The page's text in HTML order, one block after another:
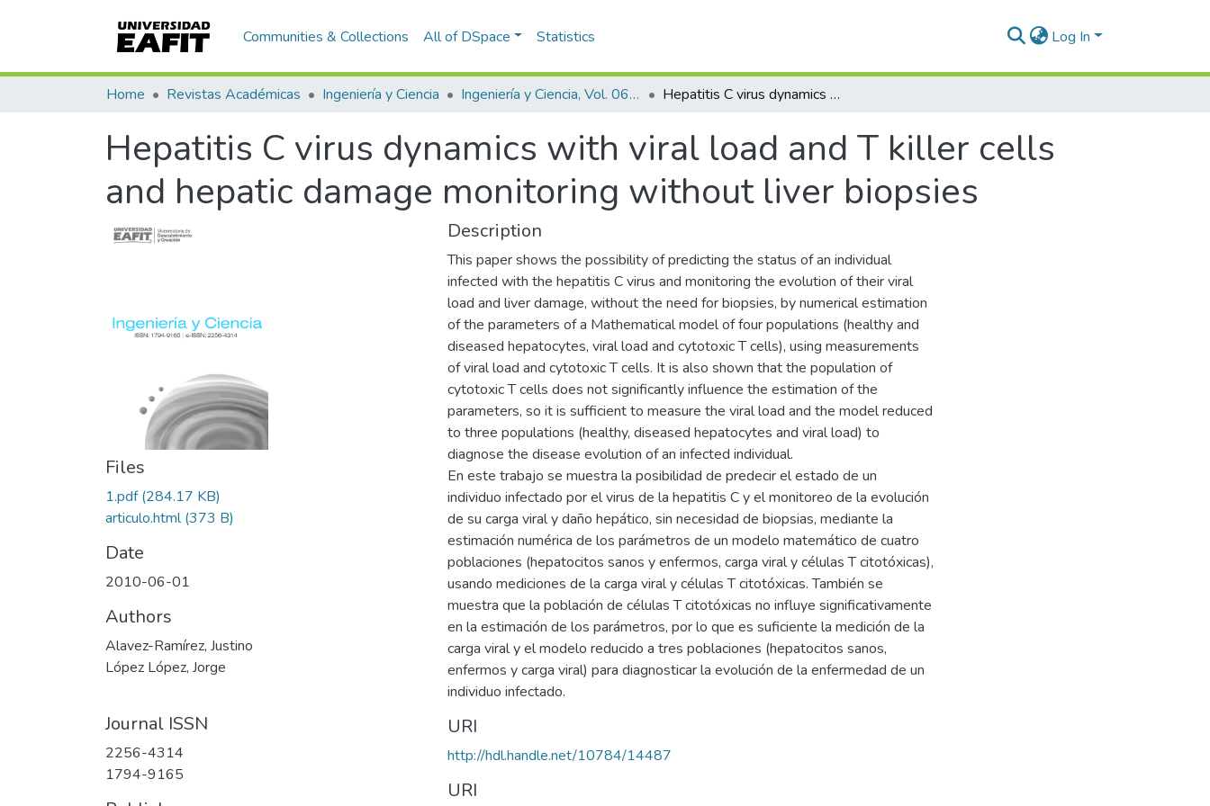
Communities & Collections All of DSpace Statistics Log In
Home Revistas Académicas Ingeniería y Ciencia Ingeniería y Ciencia, Vol. 06, Núm. 11 (2010) Hepatitis C virus dynamics with viral load and T killer cells and hepatic damage monitoring without liver biopsies
Hepatitis C virus dynamics with viral load and T killer cells
and hepatic damage monitoring without liver biopsies
Files
1.pdf(284.17 KB)
articulo.html(373 B)
Date
2010-06-01
Authors
Alavez-Ramírez, Justino
López López, Jorge
Journal ISSN
2256-4314
1794-9165
Description
This paper shows the possibility of predicting the status of an individual
infected with the hepatitis C virus and monitoring the evolution of their viral
load and liver damage, without the need for biopsies, by numerical estimation
of the parameters of a Mathematical model of four populations (healthy and
diseased hepatocytes, viral load and cytotoxic T cells), using measurements
of viral load and cytotoxic T cells. It is also shown that the population of
cytotoxic T cells does not significantly influence the estimation of the
parameters, so it is sufficient to measure the viral load and the model reduced
to three populations (healthy, diseased hepatocytes and viral load) to
diagnose the disease evolution of an infected individual.
En este trabajo se muestra la posibilidad de predecir el estado de un
individuo infectado por el virus de la hepatitis C y el monitoreo de la evolución
de su carga viral y daño hepático, sin necesidad de biopsias, mediante la
estimación numérica de los parámetros de un modelo matemático de cuatro
poblaciones (hepatocitos sanos y enfermos, carga viral y células T citotóxicas),
usando mediciones de la carga viral y células T citotóxicas. También se
muestra que la población de células T citotóxicas no influye significativamente
en la estimación de los parámetros, por lo que es suficiente la medición de la
carga viral y el modelo reducido a tres poblaciones (hepatocitos sanos,
enfermos y carga viral) para diagnosticar la evolución de la enfermedad de un
individuo infectado.
URI
http://hdl.handle.net/10784/14487
URI